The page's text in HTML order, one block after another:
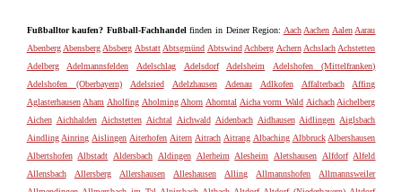
Fußballtor kaufen? Fußball-Fachhandelfinden in Deiner Region: Aach Aachen Aalen Aarau
Abenberg Abensberg Absberg Abstatt Abtsgmünd Abtswind Achberg Achern Achslach Achstetten
Adelberg
Adelmannsfelden Adelschlag Adelsdorf Adelsheim
Adelshofen (Mittelfranken)
Adelshofen (Oberbayern)
Adelsried Adelzhausen Adenau Adlkofen Affalterbach
Affing
Aglasterhausen Aham Aholfing Aholming Ahorn Ahorntal Aicha vorm Wald Aichach Aichelberg
Aichen Aichhalden Aichstetten Aichtal Aichwald Aidenbach Aidhausen Aidlingen Aiglsbach
Aindling Ainring Aislingen Aiterhofen Aitern Aitrach Aitrang Albaching Albbruck Albershausen
Albertshofen Albstadt Aldersbach Aldingen Alerheim Alesheim Aletshausen Alfdorf Alfeld
Allensbach
Allersberg Allershausen Alleshausen Alling Allmannshofen
Allmannsweiler